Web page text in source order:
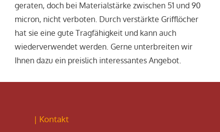
geraten, doch bei Materialstärke zwischen 51 und 90
micron, nicht verboten. Durch verstärkte Grifflöcher
hat sie eine gute Tragfähigkeit und kann auch
wiederverwendet werden. Gerne unterbreiten wir
Ihnen dazu ein preislich interessantes Angebot.
| Kontakt